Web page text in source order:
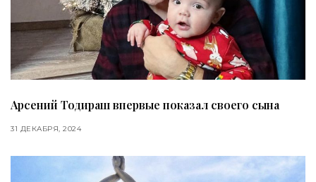
Арсений Тодираш впервые показал своего сына
31 ДЕКАБРЯ, 2024